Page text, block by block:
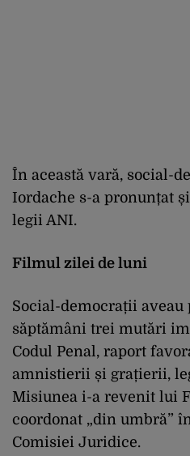
În această vară, social-
Iordache s-a pronunțat
legii ANI.
Filmul zilei de luni
Social-democrații aveau
săptămâni trei mutări
Codul Penal, raport
amnistierii și grațierii,
Misiunea i-a revenit lui
coordonat „din umbră”
Comisiei Juridice.